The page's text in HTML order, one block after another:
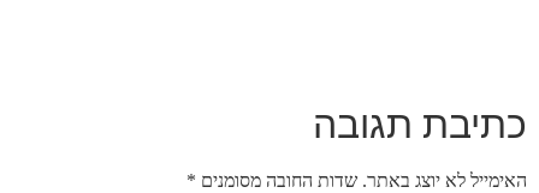
כתיבת תגובה
האימייל לא יוצג באתר. שדות החובה מסומנים *